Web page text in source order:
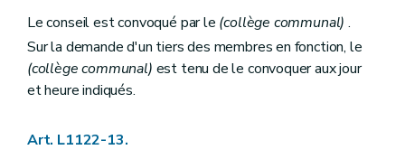
Art. L1561-7
Art. L1561-8
Art. L1561-9
Art. L1561-10
Art. L1561-11
Art. L1561-12
Partie DEUXIEME
Livre premier
Le conseil est convoqué par le (collège communal) .
Sur la demande d'un tiers des membres en fonction, le
(collège communal) est tenu de le convoquer aux jour
et heure indiqués.
Art. L1122-13.